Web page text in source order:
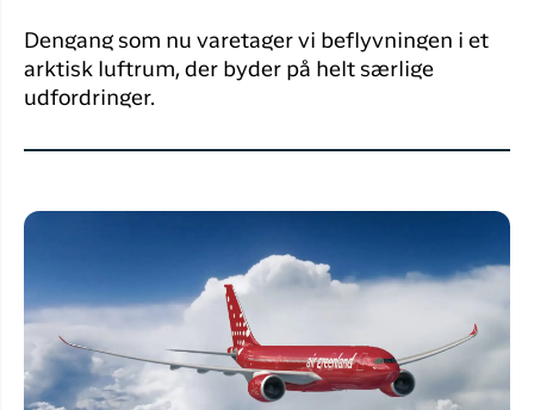
Dengang som nu varetager vi beflyvningen i et
arktisk luftrum, der byder på helt særlige
udfordringer.